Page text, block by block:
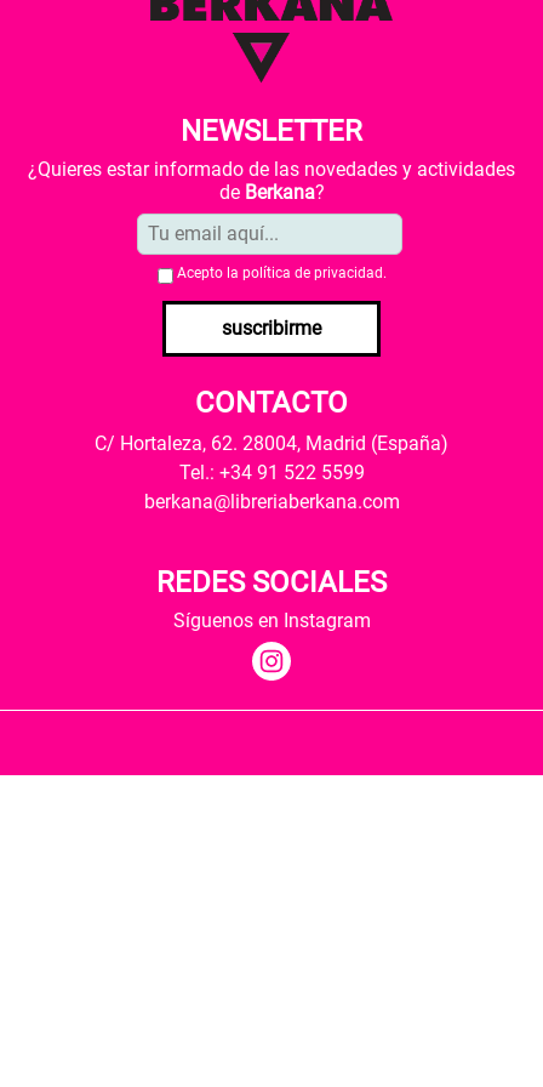
NEWSLETTER
¿Quieres estar informado de las novedades y actividades
de Berkana?
Acepto la política de privacidad .
suscribirme
CONTACTO
C/ Hortaleza, 62. 28004, Madrid (España)
Tel.: +34 91 522 5599
berkana@libreriaberkana.com
REDES SOCIALES
Síguenos en Instagram